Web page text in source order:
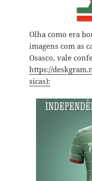
Olha como era
imagens com as
Osasco, vale
https://
sicas):